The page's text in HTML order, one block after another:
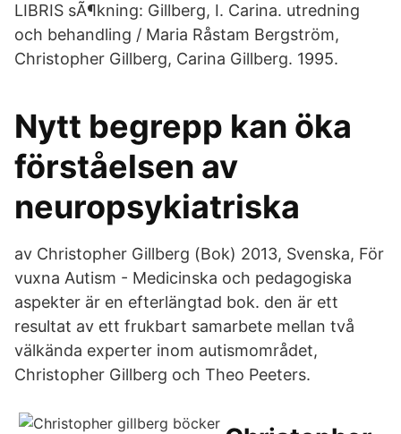
LIBRIS sÃ¶kning: Gillberg, I. Carina. utredning
och behandling / Maria Råstam Bergström,
Christopher Gillberg, Carina Gillberg. 1995.
​Nytt begrepp kan öka
förståelsen av
neuropsykiatriska
av Christopher Gillberg (Bok) 2013, Svenska, För
vuxna Autism - Medicinska och pedagogiska
aspekter är en efterlängtad bok. den är ett
resultat av ett frukbart samarbete mellan två
välkända experter inom autismområdet,
Christopher Gillberg och Theo Peeters.